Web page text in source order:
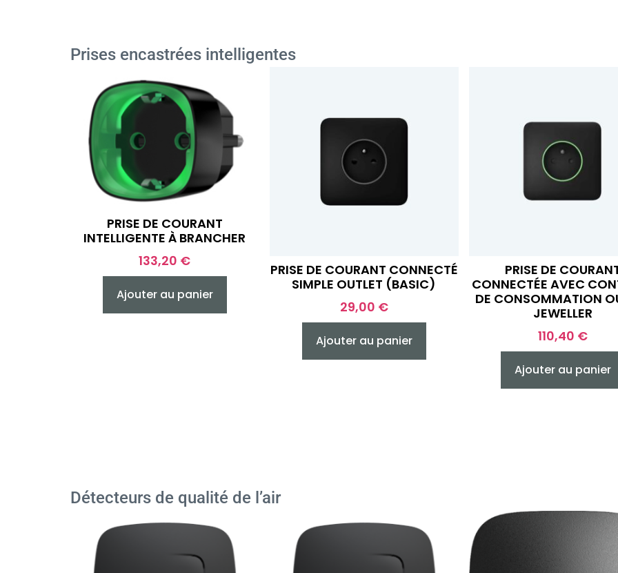
Prises encastrées intelligentes
PRISE DE COURANT
INTELLIGENTE À BRANCHER
133,20 €
Ajouter au panier
PRISE DE COURANT CONNECTÉ
SIMPLE OUTLET (BASIC)
29,00 €
Ajouter au panier
PRISE DE
CONNECTÉE AVEC
DE CONSOMMATION
JEWELLER
110,40 €
Ajouter au panier
Détecteurs de qualité de l’air